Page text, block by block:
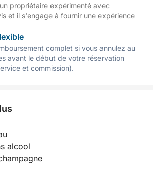
propriétaire expérimenté avec
et il s'engage à fournir une expérience
complet si vous annulez au
avant le début de votre réservation
et commission).
alcool